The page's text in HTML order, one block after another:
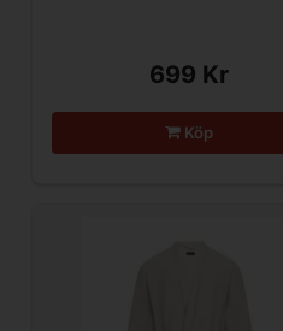
699 Kr
Köp